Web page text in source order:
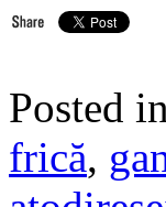
Posted in
frică,